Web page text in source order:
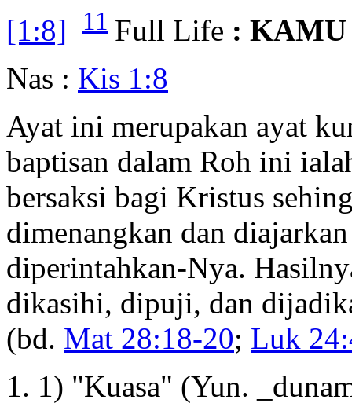
[1:8]
11 Full Life :
Nas : Kis 1:8
Ayat ini merupakan ayat
baptisan dalam Roh ini
bersaksi bagi Kristus
dimenangkan dan
diperintahkan-Nya.
dikasihi, dipuji, dan
(bd. Mat 28:18-20; Luk
1) "Kuasa" (Yun.